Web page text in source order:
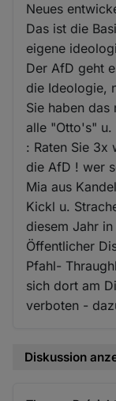
Neues
Das ist die
eigene
Der AfD geht
die Ideologie,
Sie haben
alle "Otto's" u.
: Raten Sie 3x
die AfD ! wer
Mia aus
Kickl u.
diesem Jahr
Öffentlicher
Pfahl-
sich dort am
verboten -
Diskussion